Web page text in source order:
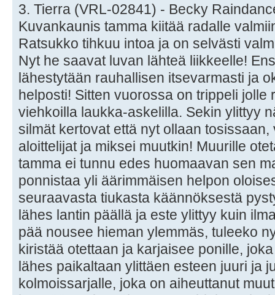
3. Tierra (VRL-02841) - Becky
Kuvankaunis tamma kiitää radalle
Ratsukko tihkuu intoa ja on selvästi
Nyt he saavat luvan lähteä liikkeelle!
lähestytään rauhallisen itsevarmasti ja
helposti! Sitten vuorossa on trippeli jolle
viehkoilla laukka-askelilla. Sekin ylittyy
silmät kertovat että nyt ollaan
aloittelijat ja miksei muutkin! Muurille
tamma ei tunnu edes huomaavan sen
ponnistaa yli äärimmäisen helpon
seuraavasta tiukasta käännöksestä
lähes lantin päällä ja este ylittyy kuin
pää nousee hieman ylemmäs, tuleeko
kiristää otettaan ja karjaisee ponille,
lähes paikaltaan ylittäen esteen juuri ja
kolmoissarjalle, joka on aiheuttanut